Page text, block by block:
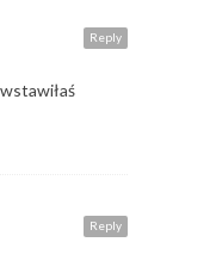
Reply
Reply